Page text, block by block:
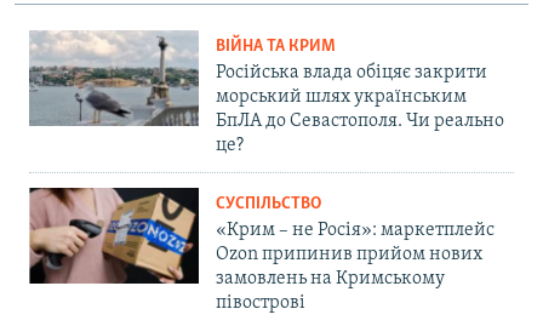
ВІЙНА ТА КРИМ
Російська влада обіцяє закрити
морський шлях українським
БпЛА до Севастополя. Чи реально
це?
СУСПІЛЬСТВО
«Крим – не Росія»: маркетплейс
Ozon припинив прийом нових
замовлень на Кримському
півострові